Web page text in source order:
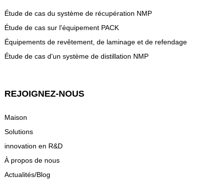
Étude de cas du système de récupération NMP
Étude de cas sur l'équipement PACK
Équipements de revêtement, de laminage et de refendage
Étude de cas d'un système de distillation NMP
REJOIGNEZ-NOUS
Maison
Solutions
innovation en R&D
À propos de nous
Actualités/Blog